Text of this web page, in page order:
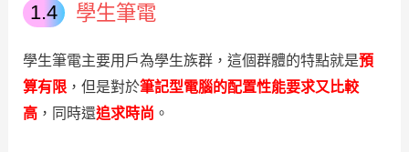
學生筆電
學生筆電主要用戶為學生族群，這個群體的特點就是預
算有限，但是對於筆記型電腦的配置性能要求又比較
高，同時還追求時尚 。